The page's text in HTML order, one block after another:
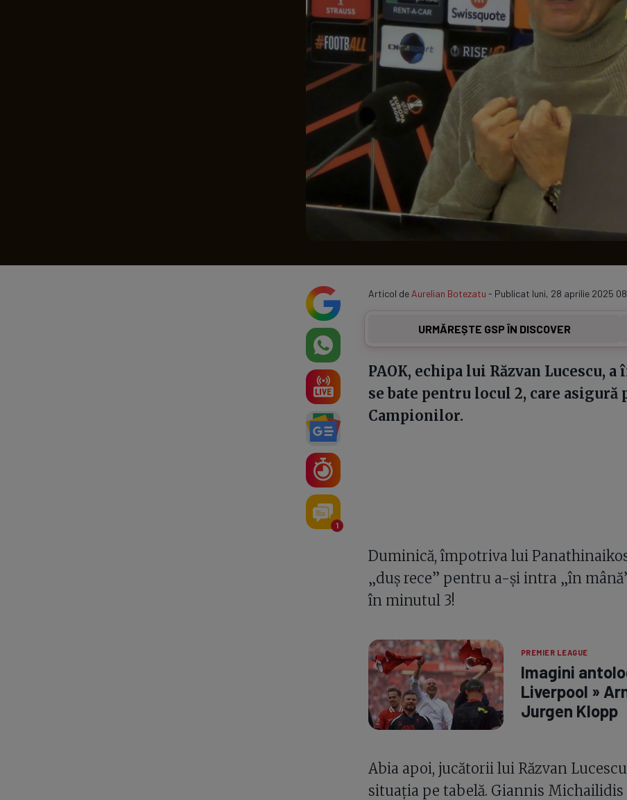
Serie
Program TV
1
Articol de Aurelian Botezatu - Publicat luni, 28 aprilie 2025
URMĂREȘTE GSP ÎN DISCOVER
PAOK, echipa lui Răzvan Lucescu,
se bate pentru locul 2, care
Campionilor.
Duminică, împotriva lui
„duș rece” pentru a-și intra „în
în minutul 3!
PREMIER LEAGUE
Imagini
Liverpool »
Jurgen Klopp
Abia apoi, jucătorii lui Răzvan
situația pe tabelă. Giannis Michailidis